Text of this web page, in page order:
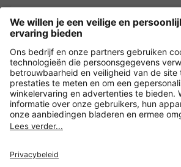
Nederland
Payment and Delivery
Versleuteling met